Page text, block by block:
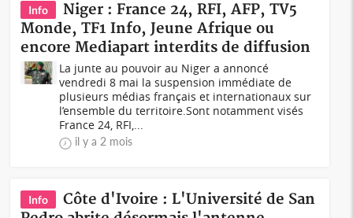
Info
Niger : France 24, RFI, AFP, TV5
Monde, TF1 Info, Jeune Afrique ou
encore Mediapart interdits de diffusion
La junte au pouvoir au Niger a annoncé
vendredi 8 mai la suspension immédiate de
plusieurs médias français et internationaux sur
l’ensemble du territoire.Sont notamment visés
France 24, RFI,...
il y a 2 mois
Info
Côte d'Ivoire : L'Université de San